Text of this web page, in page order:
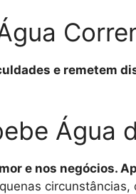
e remetem
Água
e nos negócios.